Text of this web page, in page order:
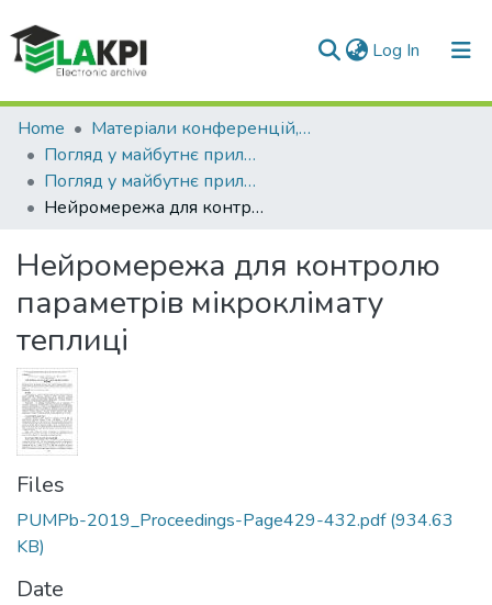
Log In (current)
Communities & Collections
All of DSpace
Statistics
Home
Матеріали конференцій, семінарів і т.п.
Погляд у майбутнє приладобудування
Погляд у майбутнє приладобудування (12 ; 2019 ; Київ)
Нейромережа для контролю параметрів мікроклімату теплиці
Нейромережа для контролю
параметрів мікроклімату
теплиці
Files
PUMPb-2019_Proceedings-Page429-432.pdf(934.63
KB)
Date